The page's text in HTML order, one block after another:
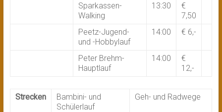
Sparkassen-
Walking
13:30
€
7,50
Peetz-Jugend-
und -Hobbylauf
14:00 € 6,-
Peter Brehm-
Hauptlauf
14:00
€
12,-
Strecken
Bambini- und
Schülerlauf
Geh- und Radwege